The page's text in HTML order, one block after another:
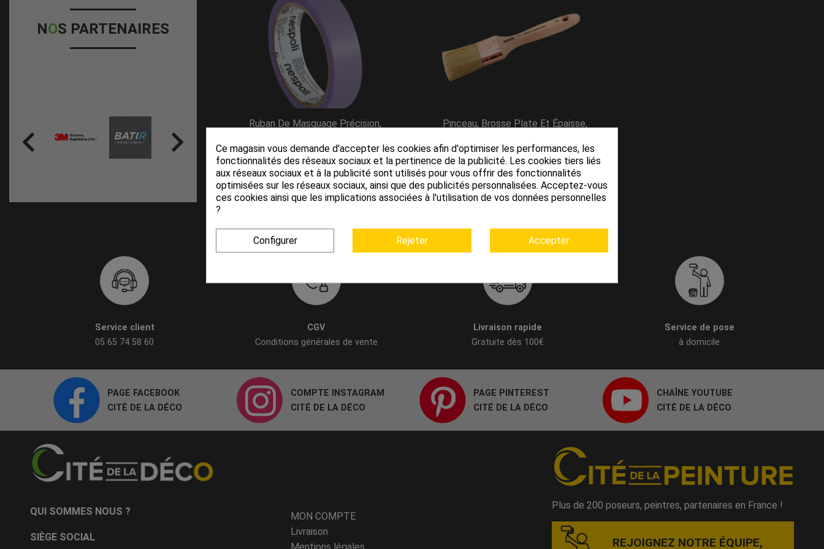
NOS PARTENAIRES
 
Ruban De Masquage Précision,
9,99 €
Pinceau, Brosse Plate Et Épaisse,
5,99 €
Affichage 1-2 de 2 article(s)
Service client
05 65 74 58 60
CGV
Conditions générales de vente
Livraison rapide
Gratuite dès 100€
Service de pose
à domicile
PAGE FACEBOOK
CITÉ DE LA DÉCO
COMPTE INSTAGRAM
CITÉ DE LA DÉCO
PAGE PINTEREST
CITÉ DE LA DÉCO
CHAÎNE YOUTUBE
CITÉ DE LA DÉCO
QUI SOMMES NOUS ?
SIÈGE SOCIAL
MON COMPTE
Livraison
Plus de 200 poseurs, peintres, partenaires en France !
REJOIGNEZ NOTRE ÉQUIPE,
Ce magasin vous demande d'accepter les cookies afin d'optimiser les performances, les
fonctionnalités des réseaux sociaux et la pertinence de la publicité. Les cookies tiers liés
aux réseaux sociaux et à la publicité sont utilisés pour vous offrir des fonctionnalités
optimisées sur les réseaux sociaux, ainsi que des publicités personnalisées. Acceptez-vous
ces cookies ainsi que les implications associées à l'utilisation de vos données personnelles
?
Configurer Rejeter Accepter